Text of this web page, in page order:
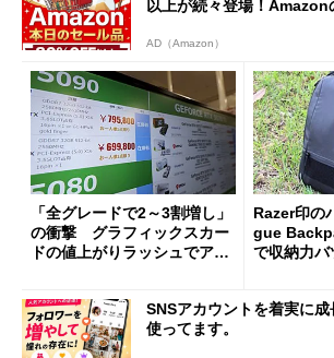
以上が続々登場！Amazon
AD（Amazon）
「全グレードで2～3割増し」
の衝撃 グラフィックスカー
ドの値上がりラッシュでアキ
Razer印の
gue
で収納力
SNSアカウントを着実に
使ってます。